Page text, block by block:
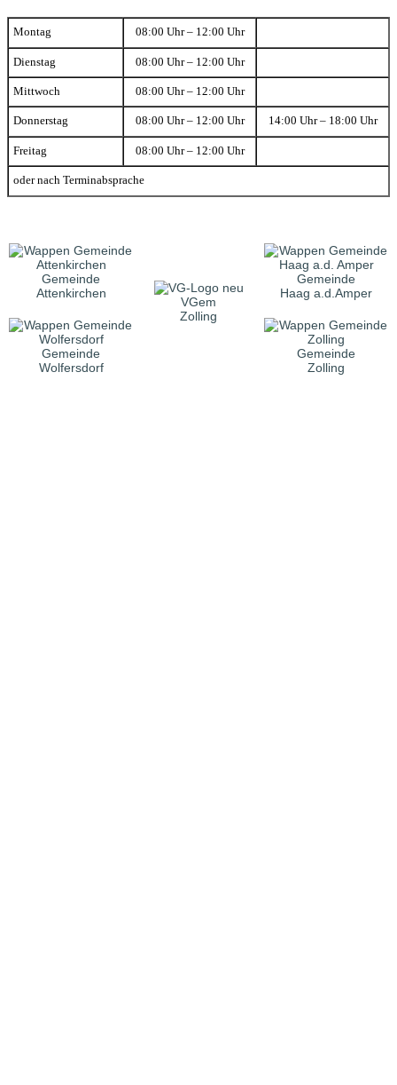
Montag 08:00 Uhr – 12:00 Uhr
Dienstag 08:00 Uhr – 12:00 Uhr
Mittwoch 08:00 Uhr – 12:00 Uhr
Donnerstag 08:00 Uhr – 12:00 Uhr 14:00 Uhr – 18:00 Uhr
Freitag 08:00 Uhr – 12:00 Uhr
oder nach Terminabsprache
Gemeinde
Attenkirchen
VGem
Zolling
Gemeinde
Haag a.d.Amper
Gemeinde
Wolfersdorf
Gemeinde
Zolling